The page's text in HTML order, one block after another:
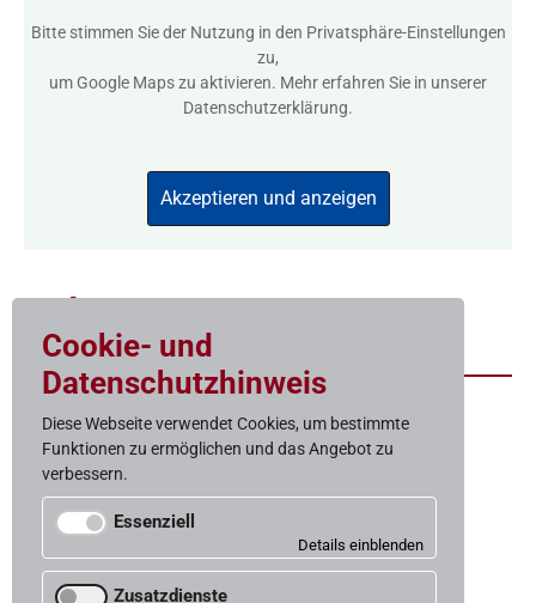
Bitte stimmen Sie der Nutzung in den Privatsphäre-Einstellungen
zu,
um Google Maps zu aktivieren. Mehr erfahren Sie in unserer
Datenschutzerklärung.
Akzeptieren und anzeigen
Baugelast
Weißenburgstraße 15
Telefon 0221-973153-0
Cookie- und
Datenschutzhinweis
Diese Webseite verwendet Cookies, um bestimmte
Funktionen zu ermöglichen und das Angebot zu
verbessern.
Essenziell
Für den Betrieb der Website notwendige Cookies.
Zusatzdienste